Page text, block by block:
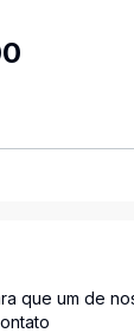
que um de